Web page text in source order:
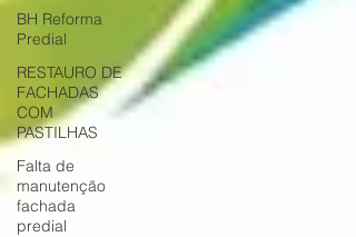
BH Reforma
Predial
RESTAURO DE
FACHADAS
COM
PASTILHAS
Falta de
manutenção
fachada
predial